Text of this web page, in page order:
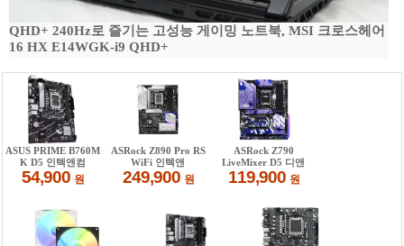
QHD+ 240Hz로 즐기는 고성능 게이밍 노트북, MSI 크로스헤어
16 HX E14WGK-i9 QHD+